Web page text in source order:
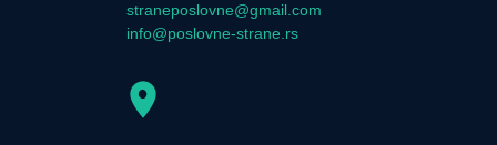
straneposlovne@gmail.com
info@poslovne-strane.rs